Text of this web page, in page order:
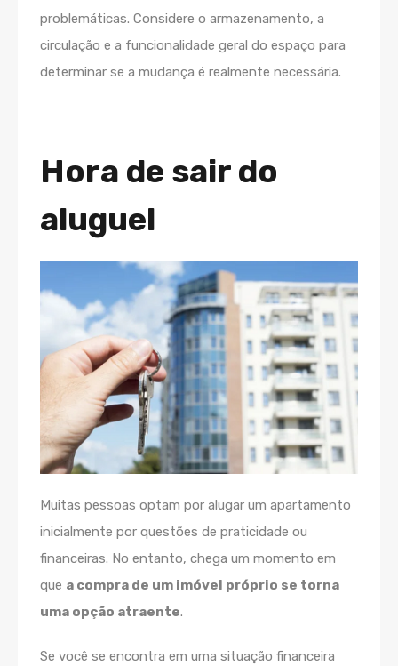
problemáticas. Considere o armazenamento, a
circulação e a funcionalidade geral do espaço para
determinar se a mudança é realmente necessária.
Hora de sair do
aluguel
Muitas pessoas optam por alugar um apartamento
inicialmente por questões de praticidade ou
financeiras. No entanto, chega um momento em
que a compra de um imóvel próprio se torna
uma opção atraente.
Se você se encontra em uma situação financeira